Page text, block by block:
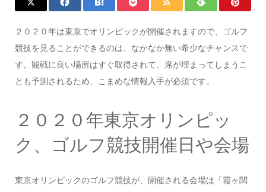
２０２０年は東京でオリンピックが開催されますので、ゴルフ
競技を見ることができるのは、なかなか無い希少なチャンスで
す。観戦に良い場所はすぐ取得されて、席が埋まってしまうこ
とも予測されるため、こまめな情報入手が必須です。
２０２０年東京オリンピッ
ク、ゴルフ競技開催日や会場
東京オリンピックのゴルフ競技が、開催される会場は「霞ヶ関